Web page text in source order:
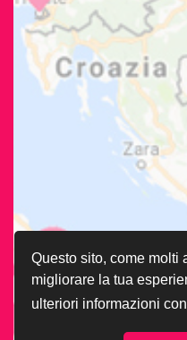
Questo sito, come molti
migliorare la tua
ulteriori informazioni